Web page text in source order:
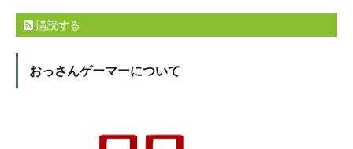
購読する
おっさんゲーマーについて